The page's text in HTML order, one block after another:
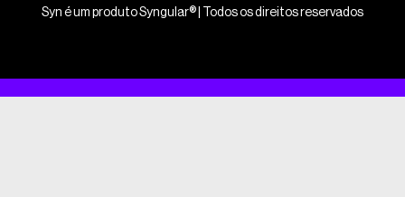
Syn é um produto Syngular® | Todos os direitos reservados